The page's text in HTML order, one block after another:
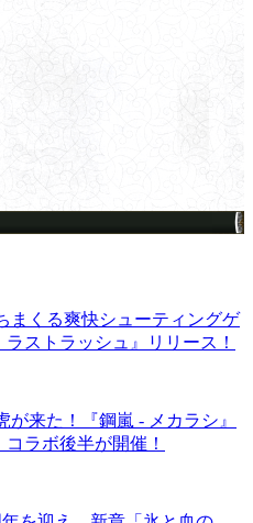
まくる爽快シューティングゲ
ストラッシュ』リリース！
が来た！『鋼嵐 - メカラシ』
ラボ後半が開催！